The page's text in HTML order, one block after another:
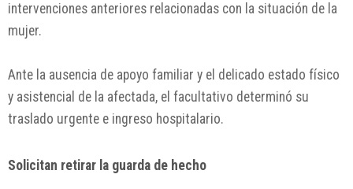
intervenciones anteriores relacionadas con la situación de la
mujer.
Ante la ausencia de apoyo familiar y el delicado estado físico
y asistencial de la afectada, el facultativo determinó su
traslado urgente e ingreso hospitalario.
Solicitan retirar la guarda de hecho